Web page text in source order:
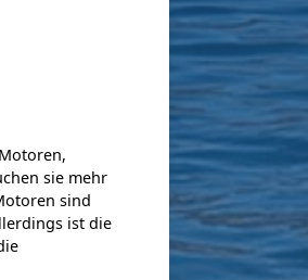
sie mehr
sind
ist die